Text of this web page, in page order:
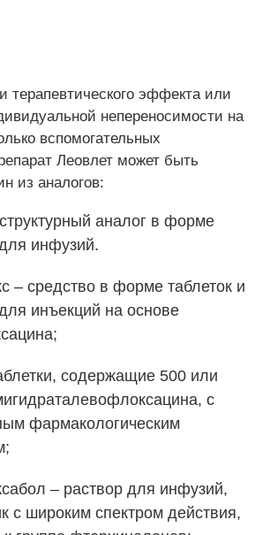
терапевтического эффекта или
непереносимости на
вспомогательных
Леовлет может быть
из аналогов:
аналог в форме
инфузий.
– средство в форме таблеток и
инъекций на основе
содержащие 500 или
с
фармакологическим
– раствор для инфузий,
с широким спектром действия,